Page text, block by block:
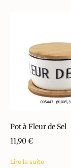
Pot à Fleur de Sel
11,90€
Lire la suite